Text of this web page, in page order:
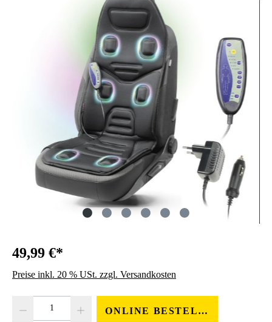
49,99 €*
Preise inkl. 20 % USt. zzgl. Versandkosten
ONLINE BESTELLEN